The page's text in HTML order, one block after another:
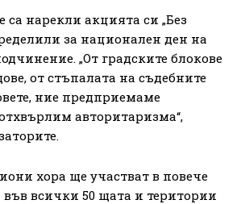
са нарекли акцията си „Без
за национален ден на
„От градските блокове
от стъпалата на съдебните
ние предприемаме
авторитаризма“,
хора ще участват в повече
във всички 50 щата и територии